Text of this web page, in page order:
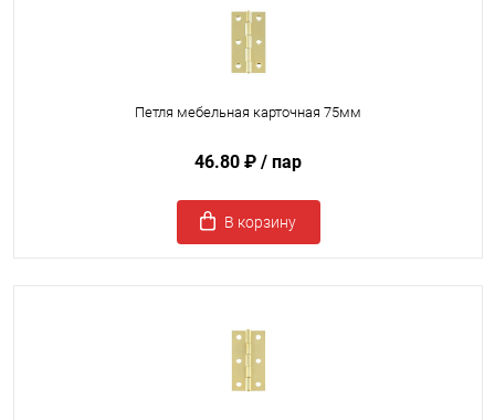
Петля мебельная карточная 75мм
46.80 ₽ / пар
В корзину